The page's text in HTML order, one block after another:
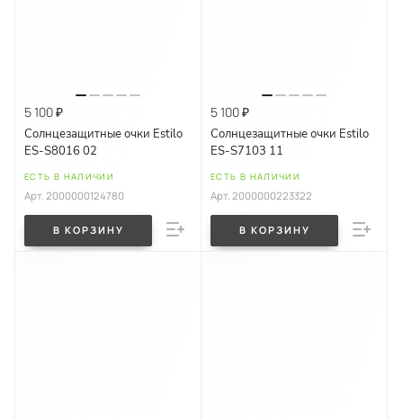
5 100 ₽
Солнцезащитные очки Estilo
ES-S8016 02
ЕСТЬ В НАЛИЧИИ
Арт. 2000000124780
В КОРЗИНУ
5 100 ₽
Солнцезащитные очки Estilo
ES-S7103 11
ЕСТЬ В НАЛИЧИИ
Арт. 2000000223322
В КОРЗИНУ